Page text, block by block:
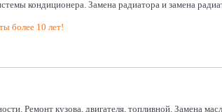
кондиционера. Замена радиатора и замена
более 10 лет!
Ремонт кузова, двигателя, топливной. Замена